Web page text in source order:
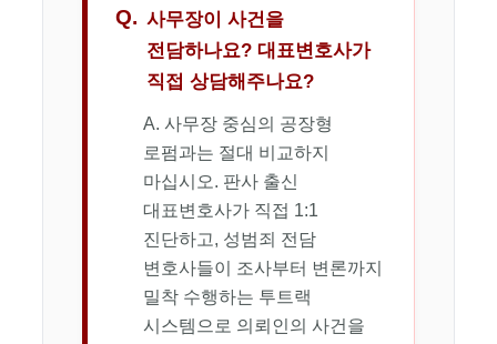
Q. 사무장이 사건을
전담하나요? 대표변호사가
직접 상담해주나요?
A. 사무장 중심의 공장형
로펌과는 절대 비교하지
마십시오. 판사 출신
대표변호사가 직접 1:1
진단하고, 성범죄 전담
변호사들이 조사부터 변론까지
밀착 수행하는 투트랙
시스템으로 의뢰인의 사건을